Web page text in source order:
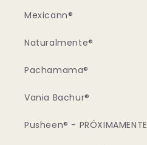
Mexicann®
Naturalmente®
Pachamama®
Vania Bachur®
Pusheen® - PRÓXIMAMENTE